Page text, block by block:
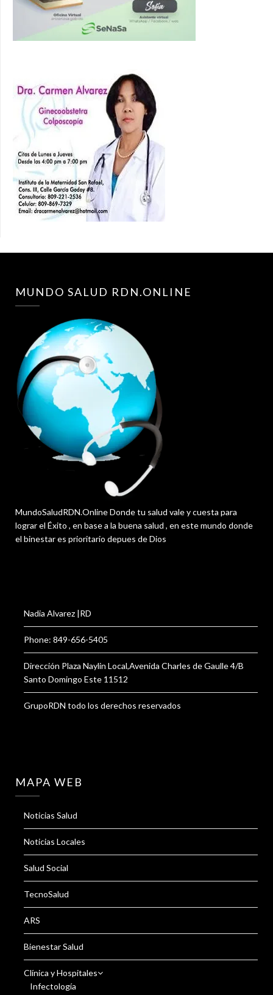
MUNDO SALUD RDN.ONLINE
MundoSaludRDN.Online Donde tu salud vale y cuesta para
lograr el Éxito , en base a la buena salud , en este mundo donde
el binestar es prioritario depues de Dios
Nadia Alvarez |RD
Phone: 849-656-5405
Dirección Plaza Naylin Local,Avenida Charles de Gaulle 4/B
Santo Domingo Este 11512
GrupoRDN todo los derechos reservados
MAPA WEB
Noticias Salud
Noticias Locales
Salud Social
TecnoSalud
ARS
Bienestar Salud
Clínica y Hospitales
Infectología